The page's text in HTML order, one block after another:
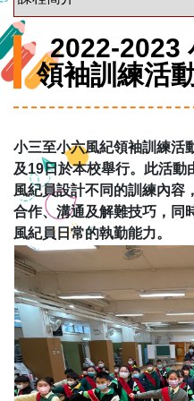
2022-2023
領袖訓練活
小三至小六風紀領袖訓練活
及19日於本校舉行。此活動
風紀員設計不同的訓練內容
合作、溝通及解難技巧，同
風紀員日常的執勤能力。